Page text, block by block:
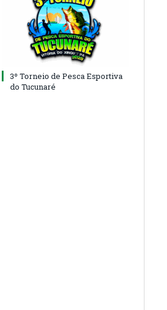
3º Torneio de Pesca Esportiva
do Tucunaré